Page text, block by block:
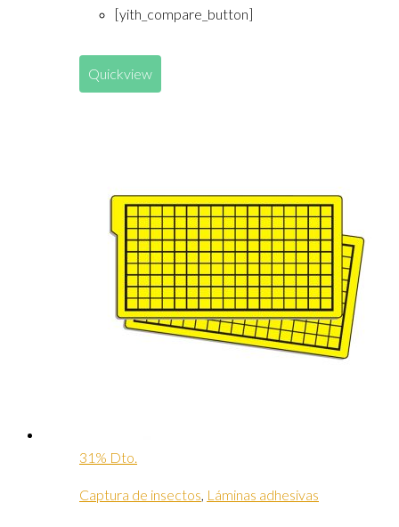
[yith_compare_button]
Quickview
31% Dto.
Captura de insectos, Láminas adhesivas